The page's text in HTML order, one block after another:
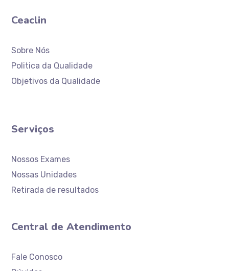
Ceaclin
Sobre Nós
Politica da Qualidade
Objetivos da Qualidade
Serviços
Nossos Exames
Nossas Unidades
Retirada de resultados
Central de Atendimento
Fale Conosco